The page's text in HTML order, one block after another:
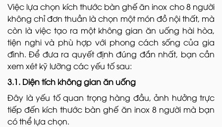
Việc lựa chọn kích thước bàn ghế ăn inox cho 8 người
không chỉ đơn thuần là chọn một món đồ nội thất, mà
còn là việc tạo ra một không gian ăn uống hài hòa,
tiện nghi và phù hợp với phong cách sống của gia
đình. Để đưa ra quyết định đúng đắn nhất, bạn cần
xem xét kỹ lưỡng các yếu tố sau:
3.1. Diện tích không gian ăn uống
Đây là yếu tố quan trọng hàng đầu, ảnh hưởng trực
tiếp đến kích thước bàn ghế ăn inox 8 người mà bạn
có thể lựa chọn.